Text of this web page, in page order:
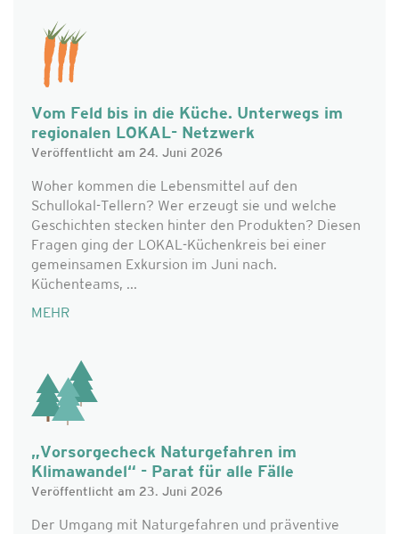
Vom Feld bis in die Küche. Unterwegs im
regionalen LOKAL- Netzwerk
Veröffentlicht am 24. Juni 2026
Woher kommen die Lebensmittel auf den
Schullokal-Tellern? Wer erzeugt sie und welche
Geschichten stecken hinter den Produkten? Diesen
Fragen ging der LOKAL-Küchenkreis bei einer
gemeinsamen Exkursion im Juni nach.
Küchenteams, ...
MEHR
„Vorsorgecheck Naturgefahren im
Klimawandel“ - Parat für alle Fälle
Veröffentlicht am 23. Juni 2026
Der Umgang mit Naturgefahren und präventive